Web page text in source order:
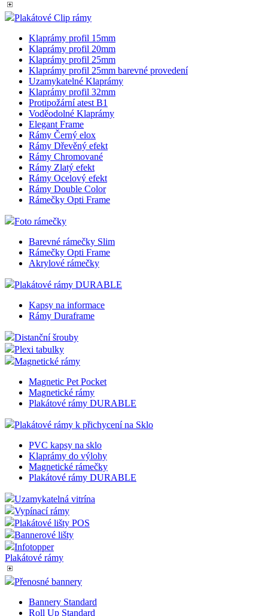
Plakátové Clip rámy
Klaprámy profil 15mm
Klaprámy profil 20mm
Klaprámy profil 25mm
Klaprámy profil 25mm barevné provedení
Uzamykatelné Klaprámy
Klaprámy profil 32mm
Protipožární atest B1
Voděodolné Klaprámy
Elegant Frame
Rámy Černý elox
Rámy Dřevěný efekt
Rámy Chromované
Rámy Zlatý efekt
Rámy Ocelový efekt
Rámy Double Color
Rámečky Opti Frame
Foto rámečky
Barevné rámečky Slim
Rámečky Opti Frame
Akrylové rámečky
Plakátové rámy DURABLE
Kapsy na informace
Rámy Duraframe
Distanční šrouby
Plexi tabulky
Magnetické rámy
Magnetic Pet Pocket
Magnetické rámy
Plakátové rámy DURABLE
Plakátové rámy k přichycení na Sklo
PVC kapsy na sklo
Klaprámy do výlohy
Magnetické rámečky
Plakátové rámy DURABLE
Uzamykatelná vitrína
Vypínací rámy
Plakátové lišty POS
Bannerové lišty
Infotopper
Plakátové rámy
Přenosné bannery
Bannery Standard
Roll Up Standard